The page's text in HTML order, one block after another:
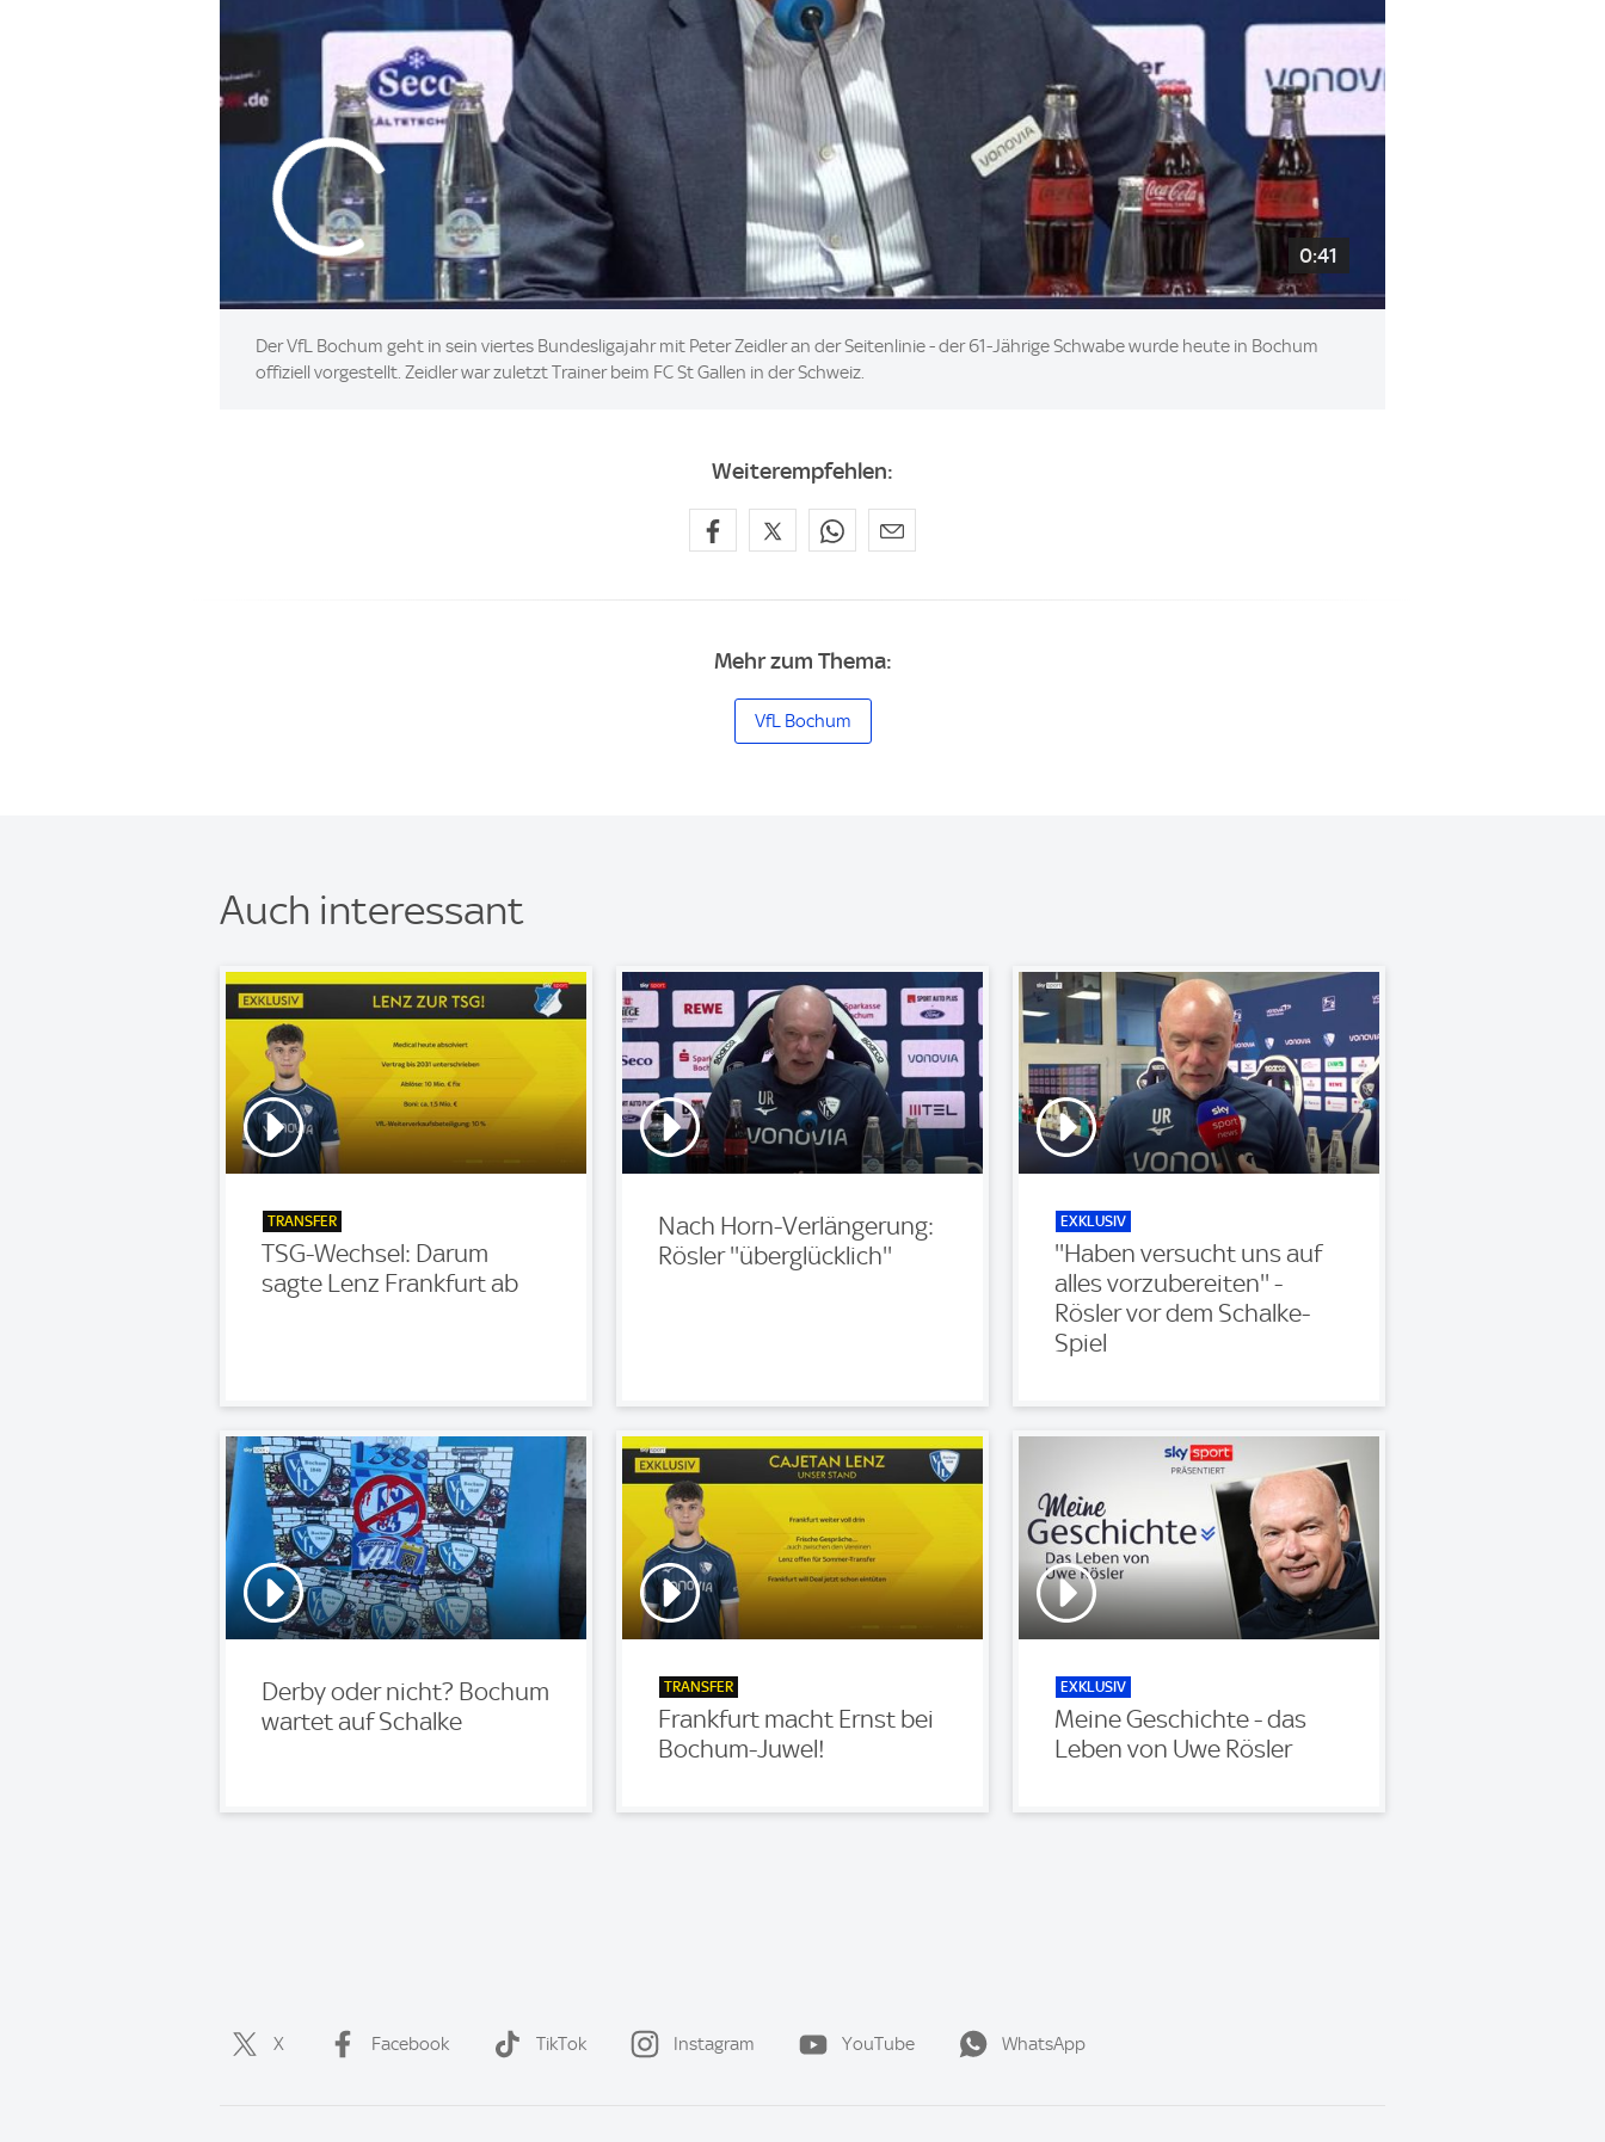
0:41
Der VfL Bochum geht in sein viertes Bundesligajahr mit Peter Zeidler an der Seitenlinie - der 61-Jährige Schwabe wurde heute in Bochum
offiziell vorgestellt. Zeidler war zuletzt Trainer beim FC St Gallen in der Schweiz.
Weiterempfehlen:
Mehr zum Thema:
VfL Bochum
Auch interessant
TRANSFER
TSG-Wechsel: Darum
sagte Lenz Frankfurt ab
Nach Horn-Verlängerung:
Rösler ''überglücklich''
EXKLUSIV
''Haben versucht uns auf
alles vorzubereiten'' -
Rösler vor dem Schalke-
Spiel
Derby oder nicht? Bochum
wartet auf Schalke
TRANSFER
Frankfurt macht Ernst bei
Bochum-Juwel!
EXKLUSIV
Meine Geschichte - das
Leben von Uwe Rösler
X Facebook TikTok Instagram YouTube WhatsApp